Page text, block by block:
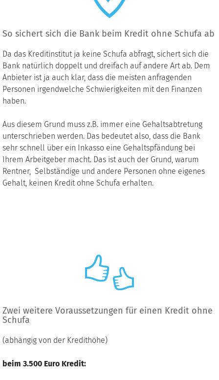
So sichert sich die Bank beim Kredit ohne Schufa ab
Da das Kreditinstitut ja keine Schufa abfragt, sichert sich die
Bank natürlich doppelt und dreifach auf andere Art ab. Dem
Anbieter ist ja auch klar, dass die meisten anfragenden
Personen irgendwelche Schwierigkeiten mit den Finanzen
haben.
Aus diesem Grund muss z.B. immer eine Gehaltsabtretung
unterschrieben werden. Das bedeutet also, dass die Bank
sehr schnell über ein Inkasso eine Gehaltspfändung bei
Ihrem Arbeitgeber macht. Das ist auch der Grund, warum
Rentner, Selbständige und andere Personen ohne eigenes
Gehalt, keinen Kredit ohne Schufa erhalten.
Zwei weitere Voraussetzungen für einen Kredit ohne
Schufa
(abhängig von der Kredithöhe)
beim 3.500 Euro Kredit: